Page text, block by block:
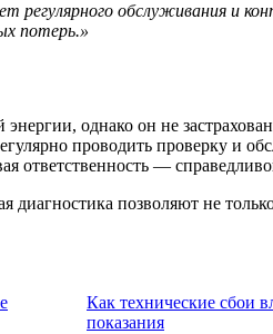
регулярного обслуживания и
потерь.»
однако он не
проводить проверку и
ответственность —
позволяют не
Как технические сбои
показания